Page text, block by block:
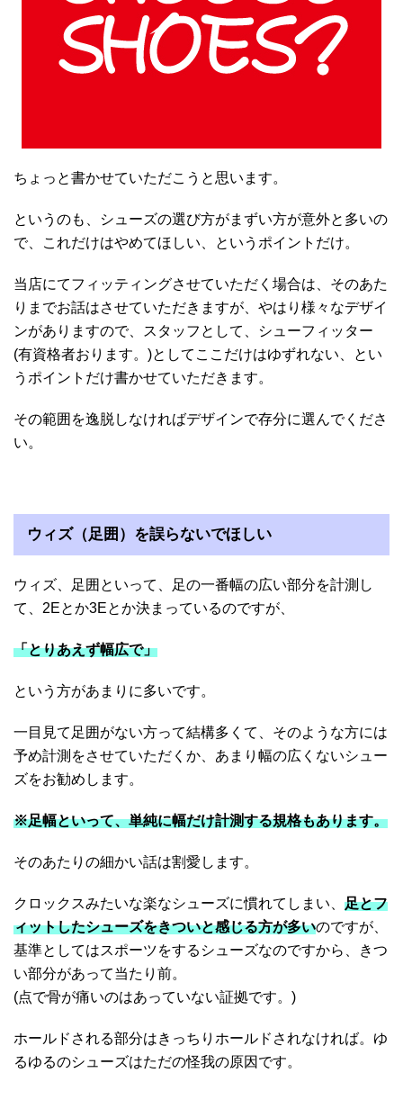
ちょっと書かせていただこうと思います。
というのも、シューズの選び方がまずい方が意外と多いの
で、これだけはやめてほしい、というポイントだけ。
当店にてフィッティングさせていただく場合は、そのあた
りまでお話はさせていただきますが、やはり様々なデザイ
ンがありますので、スタッフとして、シューフィッター
(有資格者おります。)としてここだけはゆずれない、とい
うポイントだけ書かせていただきます。
その範囲を逸脱しなければデザインで存分に選んでくださ
い。
ウィズ（足囲）を誤らないでほしい
ウィズ、足囲といって、足の一番幅の広い部分を計測し
て、2Eとか3Eとか決まっているのですが、
「とりあえず幅広で」
という方があまりに多いです。
一目見て足囲がない方って結構多くて、そのような方には
予め計測をさせていただくか、あまり幅の広くないシュー
ズをお勧めします。
※足幅といって、単純に幅だけ計測する規格もあります。
そのあたりの細かい話は割愛します。
クロックスみたいな楽なシューズに慣れてしまい、 足とフ
ィットしたシューズをきついと感じる方が多いのですが、
基準としてはスポーツをするシューズなのですから、きつ
い部分があって当たり前。
(点で骨が痛いのはあっていない証拠です。)
ホールドされる部分はきっちりホールドされなければ。ゆ
るゆるのシューズはただの怪我の原因です。